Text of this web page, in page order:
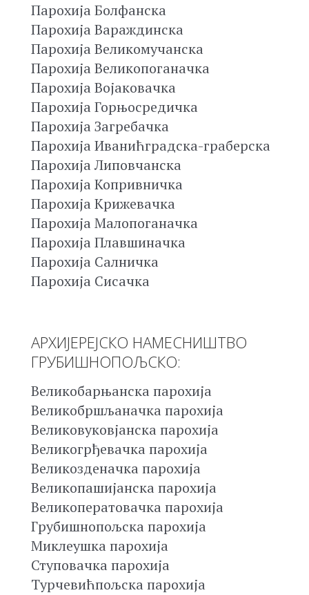
Парохија Болфанска
Парохија Вараждинска
Парохија Великомучанска
Парохија Великопоганачка
Парохија Војаковачка
Парохија Горњосредичка
Парохија Загребачка
Парохија Иванићградска-граберска
Парохија Липовчанска
Парохија Копривничка
Парохија Крижевачка
Парохија Малопоганачка
Парохија Плавшиначка
Парохија Салничка
Парохија Сисачка
АРХИЈЕРЕЈСКО НАМЕСНИШТВО
ГРУБИШНОПОЉСКО:
Великобарњанска парохија
Великобршљаначка парохија
Великовуковјанска парохија
Великогрђевачка парохија
Великозденачка парохија
Великопашијанска парохија
Великоператовачка парохија
Грубишнопољска парохија
Миклеушка парохија
Ступовачка парохија
Турчевићпољска парохија